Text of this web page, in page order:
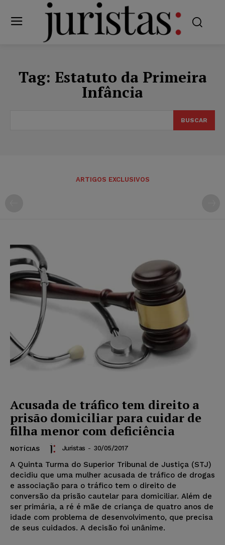
Tag: Estatuto da Primeira
Infância
BUSCAR
ARTIGOS EXCLUSIVOS
Acusada de tráfico tem direito a
prisão domiciliar para cuidar de
filha menor com deficiência
NOTÍCIAS Juristas - 30/05/2017
A Quinta Turma do Superior Tribunal de Justiça (STJ)
decidiu que uma mulher acusada de tráfico de drogas
e associação para o tráfico tem o direito de
conversão da prisão cautelar para domiciliar. Além de
ser primária, a ré é mãe de criança de quatro anos de
idade com problema de desenvolvimento, que precisa
de seus cuidados. A decisão foi unânime.